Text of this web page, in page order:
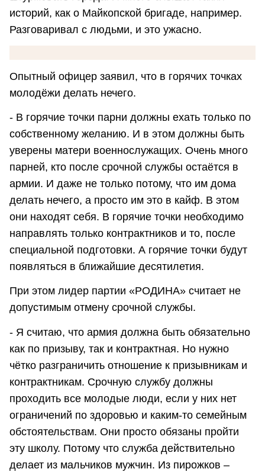
историй, как о Майкопской бригаде, например.
Разговаривал с людьми, и это ужасно.
Опытный офицер заявил, что в горячих точках
молодёжи делать нечего.
- В горячие точки парни должны ехать только по
собственному желанию. И в этом должны быть
уверены матери военнослужащих. Очень много
парней, кто после срочной службы остаётся в
армии. И даже не только потому, что им дома
делать нечего, а просто им это в кайф. В этом
они находят себя. В горячие точки необходимо
направлять только контрактников и то, после
специальной подготовки. А горячие точки будут
появляться в ближайшие десятилетия.
При этом лидер партии «РОДИНА» считает не
допустимым отмену срочной службы.
- Я считаю, что армия должна быть обязательно
как по призыву, так и контрактная. Но нужно
чётко разграничить отношение к призывникам и
контрактникам. Срочную службу должны
проходить все молодые люди, если у них нет
ограничений по здоровью и каким-то семейным
обстоятельствам. Они просто обязаны пройти
эту школу. Потому что служба действительно
делает из мальчиков мужчин. Из пирожков –